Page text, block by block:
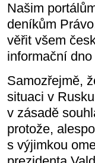
Našim
deníkům
věřit všem
informační
Samozřejmě,
situaci v
v zásadě
protože,
s výjimkou